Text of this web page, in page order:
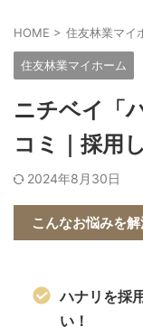
HOME > 住友林業マイ
住友林業マイホーム
ニチベイ「
コミ｜採用
2024年8月30日
こんなお悩みを
ハナリを採
い！